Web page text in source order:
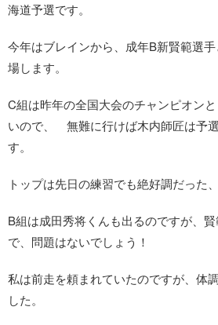
海道予選です。
今年はブレインから、成年B新賢範選
場します。
C組は昨年の全国大会のチャンピオン
いので、 無難に行けば木内師匠は予
す。
トップは先日の練習でも絶好調だった
B組は成田秀将くんも出るのですが、
で、問題はないでしょう！
私は前走を頼まれていたのですが、体
した。